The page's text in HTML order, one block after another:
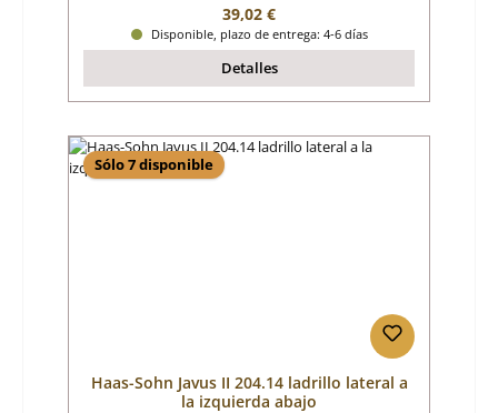
Precio normal:
39,02 €
Disponible, plazo de entrega: 4-6 días
Detalles
Sólo 7 disponible
Haas-Sohn Javus II 204.14 ladrillo lateral a
la izquierda abajo